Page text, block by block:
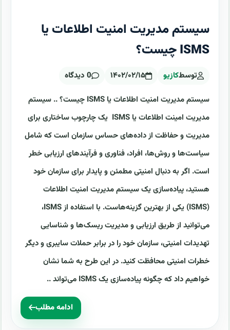
سیستم مدیریت امنیت اطلاعات یا
ISMS چیست؟
توسطکازیو ۱۴۰۲/۰۲/۱۵ 0 دیدگاه
سیستم مدیریت امنیت اطلاعات یا ISMS چیست؟ .. سیستم
مدیریت امینت اطلاعات یا ISMS یک چارچوب ساختاری برای
مدیریت و حفاظت از داده‌های حساس سازمان است که شامل
سیاست‌ها و روش‌ها، افراد، فناوری و فرآیندهای ارزیابی خطر
است. اگر به دنبال امنیتی مطمئن و پایدار برای سازمان خود
هستید، پیاده‌سازی یک سیستم مدیریت امنیت اطلاعات
(ISMS) یکی از بهترین گزینه‌هاست. با استفاده از ISMS،
می‌توانید از طریق ارزیابی و مدیریت ریسک‌ها و شناسایی
تهدیدات امنیتی، سازمان خود را در برابر حملات سایبری و دیگر
خطرات امنیتی محافظت کنید. در این طرح به شما نشان
خواهیم داد که چگونه پیاده‌سازی یک ISMS می‌تواند ..
ادامه مطلب